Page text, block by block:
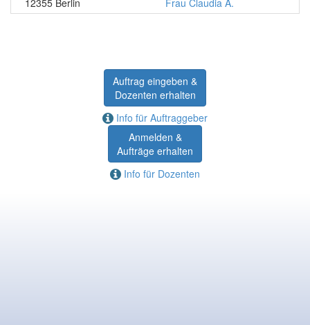
12355 Berlin
Frau Claudia A.
Auftrag eingeben &
Dozenten erhalten
Info für Auftraggeber
Anmelden &
Aufträge erhalten
Info für Dozenten